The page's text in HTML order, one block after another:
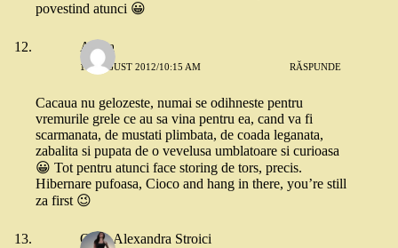
povestind atunci 😀
Adina
18 AUGUST 2012/10:15 AM RĂSPUNDE
Cacaua nu gelozeste, numai se odihneste pentru
vremurile grele ce au sa vina pentru ea, cand va fi
scarmanata, de mustati plimbata, de coada leganata,
zabalita si pupata de o vevelusa umblatoare si curioasa
😀 Tot pentru atunci face storing de tors, precis.
Hibernare pufoasa, Cioco and hang in there, you’re still
za first 😉
Oana Alexandra Stroici